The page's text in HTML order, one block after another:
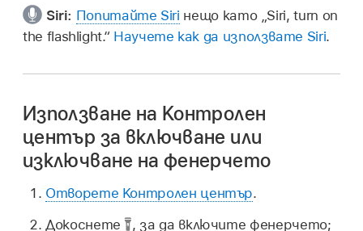
Siri: Попитайте Siri нещо като „Siri, turn on
the flashlight.“ Научете как да използвате Siri.
Използване на Контролен
център за включване или
изключване на фенерчето
Отворете Контролен център.
Докоснете
, за да включите фенерчето;